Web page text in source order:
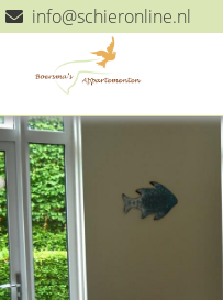
info@schieronline.nl